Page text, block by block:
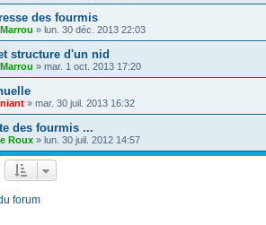
des fourmis
» lun. 30 déc. 2013 22:03
structure d'un nid
» mar. 1 oct. 2013 17:20
» mar. 30 juil. 2013 16:32
des fourmis ...
Roux » lun. 30 juil. 2012 14:57
forum